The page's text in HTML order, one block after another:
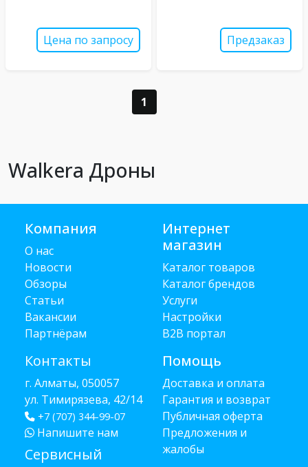
Цена по запросу Предзаказ
1
Walkera Дроны
Компания
О нас
Новости
Обзоры
Статьи
Вакансии
Партнёрам
Контакты
г. Алматы, 050057
ул. Тимирязева, 42/14
+7 (707) 344-99-07
Напишите нам
Сервисный
Интернет
магазин
Каталог товаров
Каталог брендов
Услуги
Настройки
B2B портал
Помощь
Доставка и оплата
Гарантия и возврат
Публичная оферта
Предложения и
жалобы